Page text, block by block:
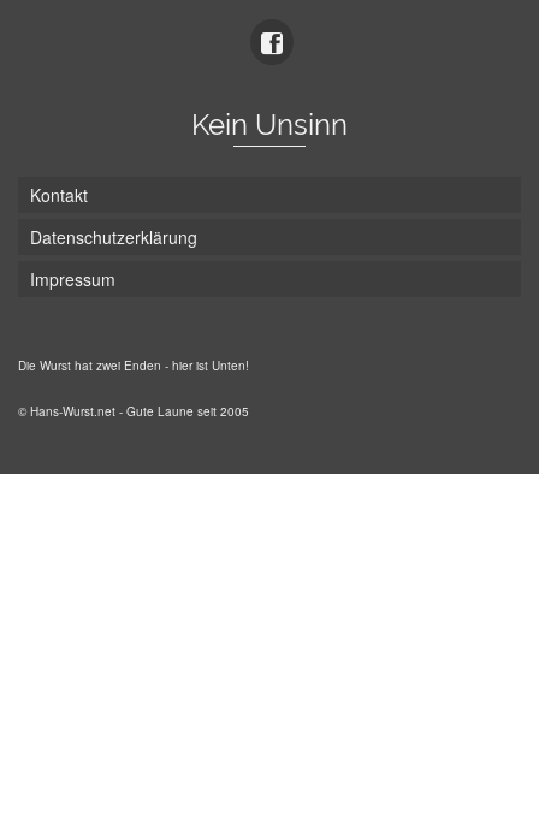
Kein Unsinn
Kontakt
Datenschutzerklärung
Impressum
Die Wurst hat zwei Enden - hier ist Unten!
© Hans-Wurst.net - Gute Laune seit 2005